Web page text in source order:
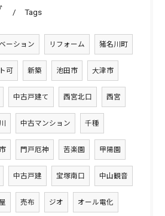
Tags
ーション リフォーム 猪名川町
可 新築 池田市 大津市
中古戸建て 西宮北口 西宮
中古マンション 千種
門戸厄神 苦楽園 甲陽園
中古戸建 宝塚南口 中山観音
売布 ジオ オール電化